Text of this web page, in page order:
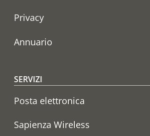
Privacy
Annuario
SERVIZI
Posta elettronica
Sapienza Wireless